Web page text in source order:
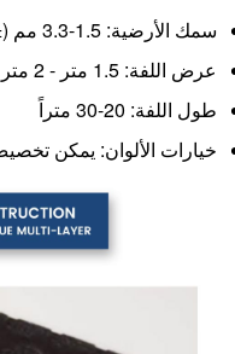
سمك الأرضية: 1.5-3.3 مم (±0.15 مم)
عرض اللفة: 1.5 متر - 2 متر
طول اللفة: 20-30 متراً
خيارات الألوان: يمكن